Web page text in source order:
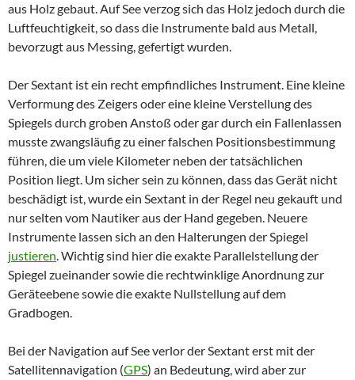
aus Holz gebaut. Auf See verzog sich das Holz jedoch durch die
Luftfeuchtigkeit, so dass die Instrumente bald aus Metall,
bevorzugt aus Messing, gefertigt wurden.
Der Sextant ist ein recht empfindliches Instrument. Eine kleine
Verformung des Zeigers oder eine kleine Verstellung des
Spiegels durch groben Anstoß oder gar durch ein Fallenlassen
musste zwangsläufig zu einer falschen Positionsbestimmung
führen, die um viele Kilometer neben der tatsächlichen
Position liegt. Um sicher sein zu können, dass das Gerät nicht
beschädigt ist, wurde ein Sextant in der Regel neu gekauft und
nur selten vom Nautiker aus der Hand gegeben. Neuere
Instrumente lassen sich an den Halterungen der Spiegel
justieren. Wichtig sind hier die exakte Parallelstellung der
Spiegel zueinander sowie die rechtwinklige Anordnung zur
Geräteebene sowie die exakte Nullstellung auf dem
Gradbogen.
Bei der Navigation auf See verlor der Sextant erst mit der
Satellitennavigation (GPS) an Bedeutung, wird aber zur